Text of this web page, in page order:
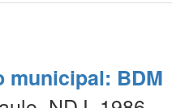
municipal: BDM